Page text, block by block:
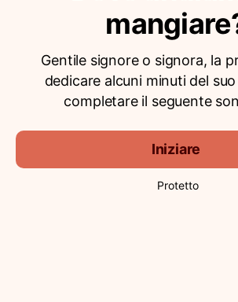
Gentile signore o signora, la
dedicare alcuni minuti del
completare il seguente
Iniziare
Protetto